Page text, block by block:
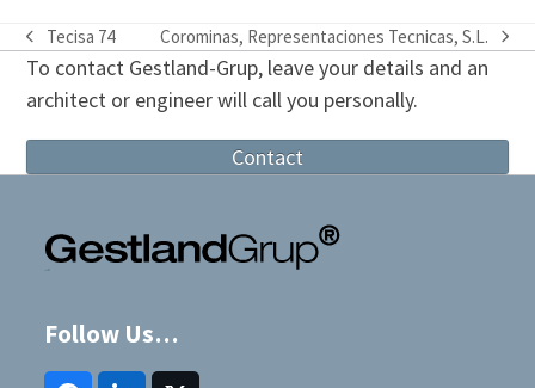
previous
post:
Tecisa 74
next
post:
Corominas, Representaciones Tecnicas, S.L.
To contact Gestland-Grup, leave your details and an
architect or engineer will call you personally.
Contact
Follow Us…